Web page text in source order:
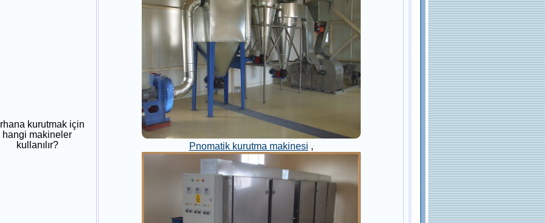
kurutmak için
hangi makineler
kullanılır?
Pnomatik kurutma makinesi ,